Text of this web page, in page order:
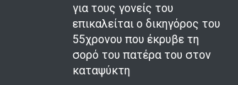
για τους γονείς του
επικαλείται ο δικηγόρος του
55χρονου που έκρυβε τη
σορό του πατέρα του στον
καταψύκτη